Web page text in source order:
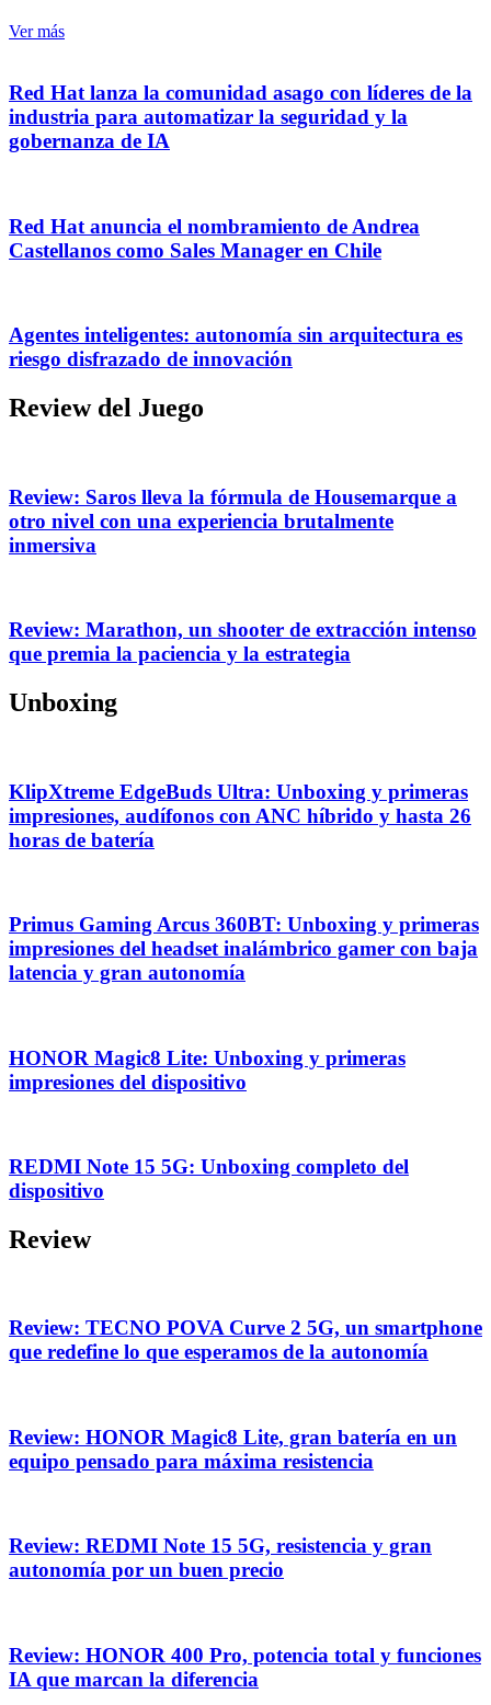
Ver más
Red Hat lanza la comunidad asago con líderes de la
industria para automatizar la seguridad y la
gobernanza de IA
Red Hat anuncia el nombramiento de Andrea
Castellanos como Sales Manager en Chile
Agentes inteligentes: autonomía sin arquitectura es
riesgo disfrazado de innovación
Review del Juego
Review: Saros lleva la fórmula de Housemarque a
otro nivel con una experiencia brutalmente
inmersiva
Review: Marathon, un shooter de extracción intenso
que premia la paciencia y la estrategia
Unboxing
KlipXtreme EdgeBuds Ultra: Unboxing y primeras
impresiones, audífonos con ANC híbrido y hasta 26
horas de batería
Primus Gaming Arcus 360BT: Unboxing y primeras
impresiones del headset inalámbrico gamer con baja
latencia y gran autonomía
HONOR Magic8 Lite: Unboxing y primeras
impresiones del dispositivo
REDMI Note 15 5G: Unboxing completo del
dispositivo
Review
Review: TECNO POVA Curve 2 5G, un smartphone
que redefine lo que esperamos de la autonomía
Review: HONOR Magic8 Lite, gran batería en un
equipo pensado para máxima resistencia
Review: REDMI Note 15 5G, resistencia y gran
autonomía por un buen precio
Review: HONOR 400 Pro, potencia total y funciones
IA que marcan la diferencia